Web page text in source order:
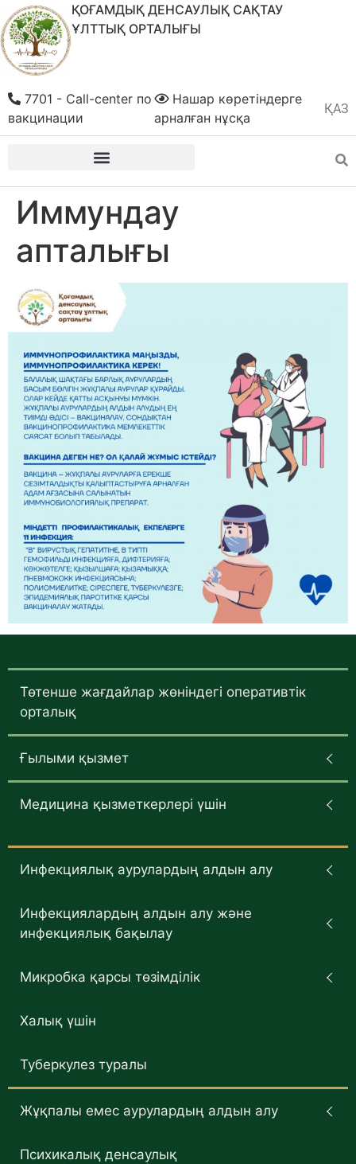
ҚОҒАМДЫҚ ДЕНСАУЛЫҚ САҚТАУ
ҰЛТТЫҚ ОРТАЛЫҒЫ
ҚАЗ
РУС
Нашар көретіндерге
арналған нұсқа
7701 - Call-center по
вакцинации
Иммундау
апталығы
Төтенше жағдайлар жөніндегі оперативтік
орталық
Ғылыми қызмет
Медицина қызметкерлері үшін
Инфекциялық аурулардың алдын алу
Инфекциялардың алдын алу және
инфекциялық бақылау
Микробка қарсы төзімділік
Халық үшін
Туберкулез туралы
Жұқпалы емес аурулардың алдын алу
Психикалық денсаулық